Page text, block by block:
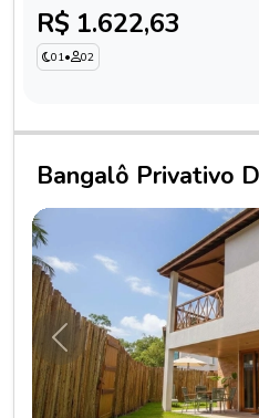
R$ 1.622,63
01• 02
Bangalô Privativo
Anterior